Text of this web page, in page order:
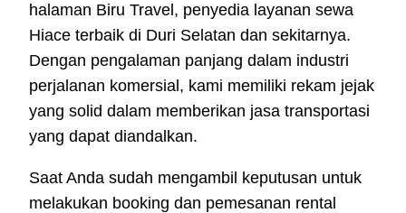
halaman Biru Travel, penyedia layanan sewa
Hiace terbaik di Duri Selatan dan sekitarnya.
Dengan pengalaman panjang dalam industri
perjalanan komersial, kami memiliki rekam jejak
yang solid dalam memberikan jasa transportasi
yang dapat diandalkan.
Saat Anda sudah mengambil keputusan untuk
melakukan booking dan pemesanan rental